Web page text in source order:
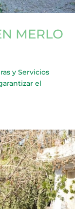
MERLO
y Servicios
el